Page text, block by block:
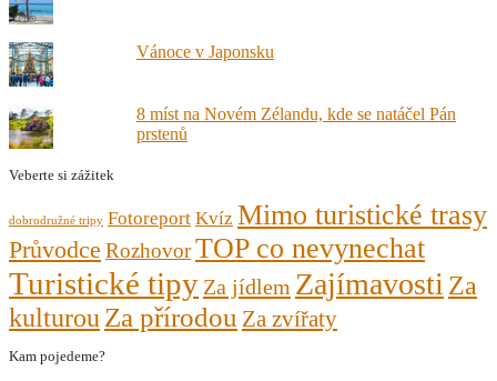
Vánoce v Japonsku
8 míst na Novém Zélandu, kde se natáčel Pán
prstenů
Veberte si zážitek
dobrodružné tripy Fotoreport Kvíz Mimo turistické trasy
Průvodce RozhovorTOP co nevynechat
Turistické tipy Za jídlem Zajímavosti Za
kulturou Za přírodou Za zvířaty
Kam pojedeme?